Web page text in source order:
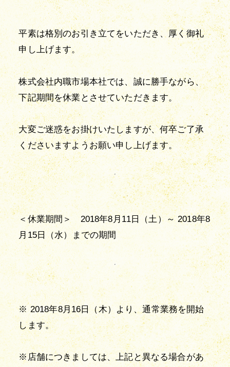
平素は格別のお引き立てをいただき、厚く御礼
申し上げます。
株式会社内職市場本社では、誠に勝手ながら、
下記期間を休業とさせていただきます。
大変ご迷惑をお掛けいたしますが、何卒ご了承
くださいますようお願い申し上げます。
＜休業期間＞　2018年8月11日（土）～ 2018年8
月15日（水）までの期間
※ 2018年8月16日（木）より、通常業務を開始
します。
※店舗につきましては、上記と異なる場合があ